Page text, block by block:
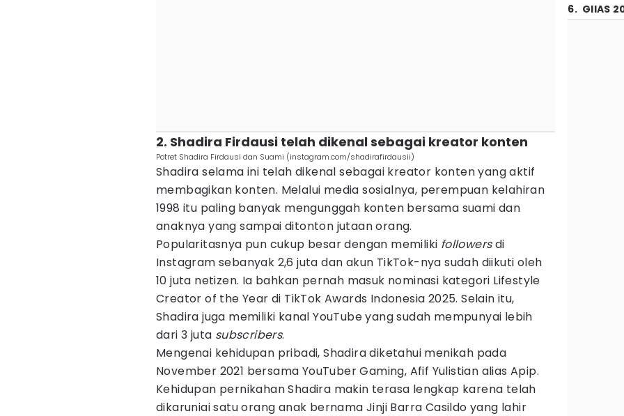
2. Shadira Firdausi telah dikenal sebagai kreator konten
Potret Shadira Firdausi dan Suami (instagram.com/shadirafirdausii)
Shadira selama ini telah dikenal sebagai kreator konten yang aktif
membagikan konten. Melalui media sosialnya, perempuan kelahiran
1998 itu paling banyak mengunggah konten bersama suami dan
anaknya yang sampai ditonton jutaan orang.
Popularitasnya pun cukup besar dengan memiliki followersdi
Instagram sebanyak 2,6 juta dan akun TikTok-nya sudah diikuti oleh
10 juta netizen. Ia bahkan pernah masuk nominasi kategori Lifestyle
Creator of the Year di TikTok Awards Indonesia 2025. Selain itu,
Shadira juga memiliki kanal YouTube yang sudah mempunyai lebih
dari 3 juta subscribers.
Mengenai kehidupan pribadi, Shadira diketahui menikah pada
November 2021 bersama YouTuber Gaming, Afif Yulistian alias Apip.
Kehidupan pernikahan Shadira makin terasa lengkap karena telah
dikaruniai satu orang anak bernama Jinji Barra Casildo yang lahir
6. GIIAS